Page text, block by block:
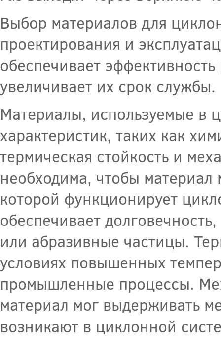
Выбор материалов для
проектирования и
обеспечивает
увеличивает их срок службы.
Материалы, используемые в
характеристик, таких как
термическая стойкость и
необходима, чтобы материал
которой функционирует
обеспечивает
или абразивные частицы.
условиях повышенных
промышленные процессы.
материал мог выдерживать
возникают в циклонной